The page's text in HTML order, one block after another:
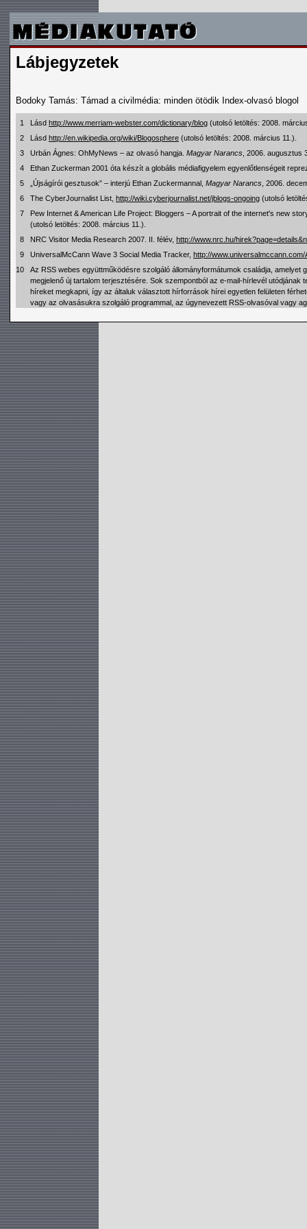
Lábjegyzetek
Bodoky Tamás: Támad a civilmédia: minden ötödik Index-olvasó blogol
1 Lásd http://www.merriam-webster.com/dictionary/blog (utolsó letöltés: 2008.
2
Lásd http://en.wikipedia.org/wiki/Blogosphere (utolsó letöltés: 2008. március 11.).
3
Urbán Ágnes: OhMyNews – az olvasó hangja. Magyar Narancs , 2006. augusztus
4
Ethan Zuckerman 2001 óta készít a globális médiafigyelem egyenlőtlenségeit
5
„Újságírói gesztusok” – interjú Ethan Zuckermannal, Magyar Narancs , 2006.
6
The CyberJournalist List, http://wiki.cyberjournalist.net/jblogs-ongoing (utolsó
7
Pew Internet & American Life Project: Bloggers – A portrait of the internet's new
(utolsó letöltés: 2008. március 11.).
8
NRC Visitor Media Research 2007. II. félév, http://www.nrc.hu/
9
UniversalMcCann Wave 3 Social Media Tracker, http://
10
Az RSS webes együttműködésre szolgáló állományformátumok családja,
megjelenő új tartalom terjesztésére. Sok szempontból az e-mail-hírlevél
híreket megkapni, így az általuk választott hírforrások hírei egyetlen felületen
vagy az olvasásukra szolgáló programmal, az úgynevezett RSS-olvasóval vagy